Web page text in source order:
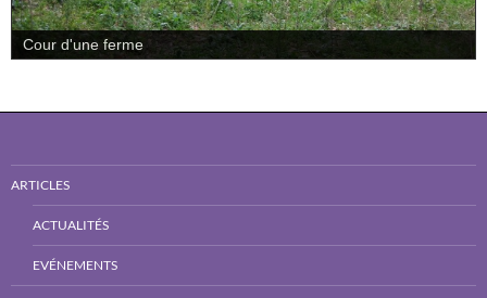
Cour d'une ferme
ARTICLES
ACTUALITÉS
EVÉNEMENTS